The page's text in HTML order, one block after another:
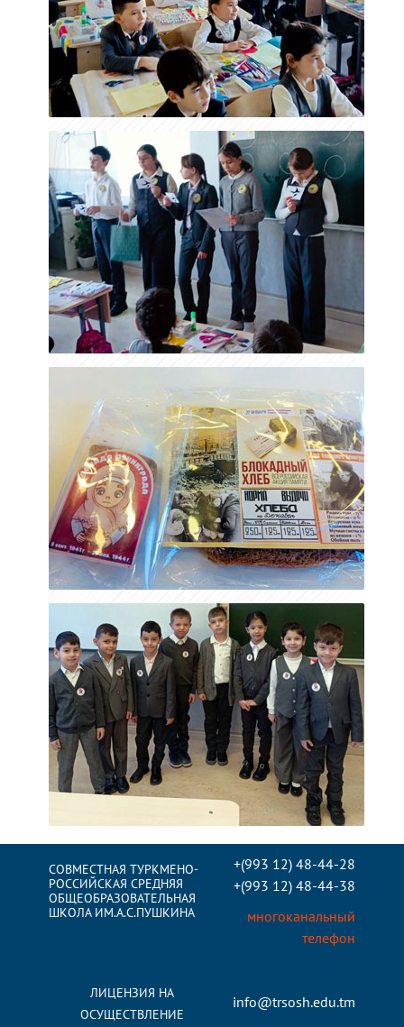
СОВМЕСТНАЯ ТУРКМЕНО-
РОССИЙСКАЯ СРЕДНЯЯ
ОБЩЕОБРАЗОВАТЕЛЬНАЯ
ШКОЛА ИМ.А.С.ПУШКИНА
ЛИЦЕНЗИЯ НА
ОСУЩЕСТВЛЕНИЕ
+(993 12) 48-44-28
+(993 12) 48-44-38
многоканальный
телефон
info@trsosh.edu.tm